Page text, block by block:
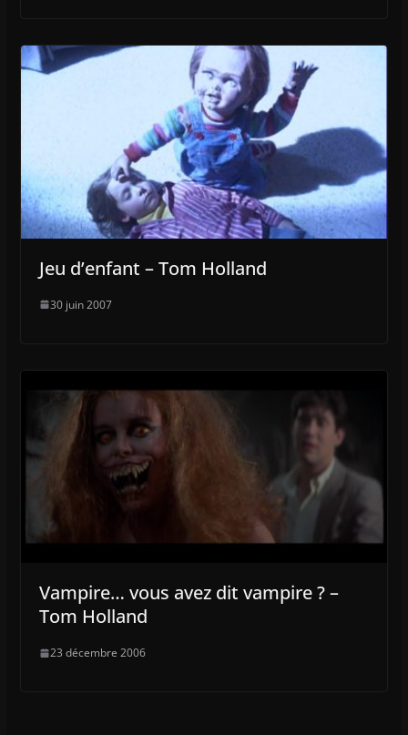
Jeu d’enfant – Tom Holland
30 juin 2007
Vampire… vous avez dit vampire ? –
Tom Holland
23 décembre 2006